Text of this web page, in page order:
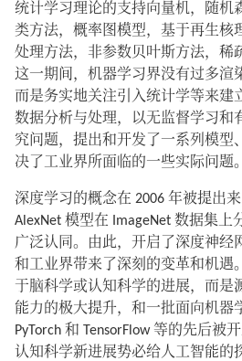
统计学习理论的支持向量机，随机
类方法，概率图模型，基于再生核
处理方法，非参数贝叶斯方法，稀
这一期间，机器学习界没有过多渲
而是务实地关注引入统计学等来建
数据分析与处理，以无监督学习和
究问题，提出和开发了一系列模型
决了工业界所面临的一些实际问题。
深度学习的概念在 2006 年被提出
AlexNet 模型在 ImageNet 数据集
广泛认同。由此，开启了深度神经
和工业界带来了深刻的变革和机遇
于脑科学或认知科学的进展，而是
能力的极大提升，和一批面向机器
PyTorch 和 TensorFlow 等的先后被
认知科学新进展势必给人工智能的